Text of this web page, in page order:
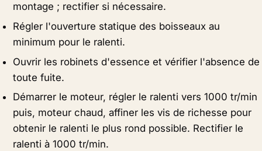
montage ; rectifier si nécessaire.
Régler l'ouverture statique des boisseaux au
minimum pour le ralenti.
Ouvrir les robinets d'essence et vérifier l'absence de
toute fuite.
Démarrer le moteur, régler le ralenti vers 1000 tr/min
puis, moteur chaud, affiner les vis de richesse pour
obtenir le ralenti le plus rond possible. Rectifier le
ralenti à 1000 tr/min.